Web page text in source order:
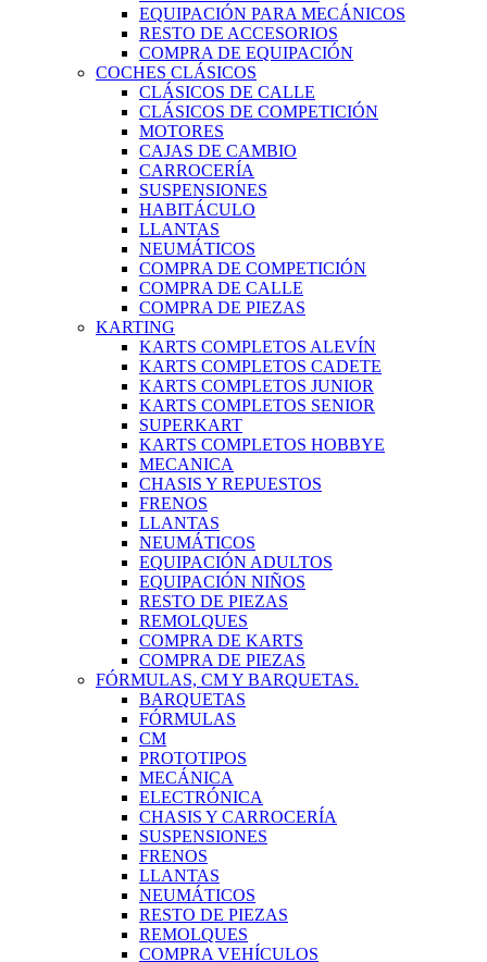
EQUIPACIÓN PARA MECÁNICOS
RESTO DE ACCESORIOS
COMPRA DE EQUIPACIÓN
COCHES CLÁSICOS
CLÁSICOS DE CALLE
CLÁSICOS DE COMPETICIÓN
MOTORES
CAJAS DE CAMBIO
CARROCERÍA
SUSPENSIONES
HABITÁCULO
LLANTAS
NEUMÁTICOS
COMPRA DE COMPETICIÓN
COMPRA DE CALLE
COMPRA DE PIEZAS
KARTING
KARTS COMPLETOS ALEVÍN
KARTS COMPLETOS CADETE
KARTS COMPLETOS JUNIOR
KARTS COMPLETOS SENIOR
SUPERKART
KARTS COMPLETOS HOBBYE
MECANICA
CHASIS Y REPUESTOS
FRENOS
LLANTAS
NEUMÁTICOS
EQUIPACIÓN ADULTOS
EQUIPACIÓN NIÑOS
RESTO DE PIEZAS
REMOLQUES
COMPRA DE KARTS
COMPRA DE PIEZAS
FÓRMULAS, CM Y BARQUETAS.
BARQUETAS
FÓRMULAS
CM
PROTOTIPOS
MECÁNICA
ELECTRÓNICA
CHASIS Y CARROCERÍA
SUSPENSIONES
FRENOS
LLANTAS
NEUMÁTICOS
RESTO DE PIEZAS
REMOLQUES
COMPRA VEHÍCULOS